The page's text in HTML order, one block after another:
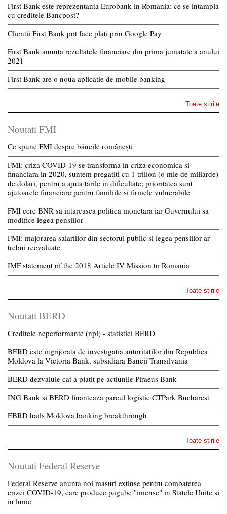
First Bank este reprezentanta Eurobank in Romania: ce se intampla
cu creditele Bancpost?
Clientii First Bank pot face plati prin Google Pay
First Bank anunta rezultatele financiare din prima jumatate a anului
2021
First Bank are o noua aplicatie de mobile banking
Toate stirile
Noutati FMI
Ce spune FMI despre băncile românești
FMI: criza COVID-19 se transforma in criza economica si
financiara in 2020, suntem pregatiti cu 1 trilion (o mie de miliarde)
de dolari, pentru a ajuta tarile in dificultate; prioritatea sunt
ajutoarele financiare pentru familiile si firmele vulnerabile
FMI cere BNR sa intareasca politica monetara iar Guvernului sa
modifice legea pensiilor
FMI: majorarea salariilor din sectorul public si legea pensiilor ar
trebui reevaluate
IMF statement of the 2018 Article IV Mission to Romania
Toate stirile
Noutati BERD
Creditele neperformante (npl) - statistici BERD
BERD este ingrijorata de investigatia autoritatilor din Republica
Moldova la Victoria Bank, subsidiara Bancii Transilvania
BERD dezvaluie cat a platit pe actiunile Piraeus Bank
ING Bank si BERD finanteaza parcul logistic CTPark Bucharest
EBRD hails Moldova banking breakthrough
Toate stirile
Noutati Federal Reserve
Federal Reserve anunta noi masuri extinse pentru combaterea
crizei COVID-19, care produce pagube "imense" in Statele Unite si
in lume